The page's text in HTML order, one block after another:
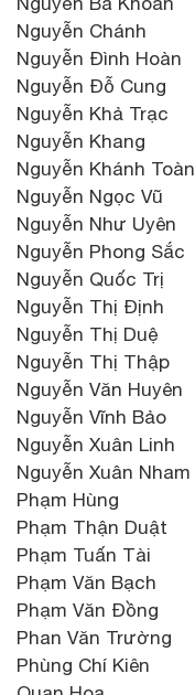
Nguyễn Chánh
Nguyễn Đình Hoàn
Nguyễn Đỗ Cung
Nguyễn Khả Trạc
Nguyễn Khang
Nguyễn Khánh Toàn
Nguyễn Ngọc Vũ
Nguyễn Như Uyên
Nguyễn Phong Sắc
Nguyễn Quốc Trị
Nguyễn Thị Định
Nguyễn Thị Duệ
Nguyễn Thị Thập
Nguyễn Văn Huyên
Nguyễn Vĩnh Bảo
Nguyễn Xuân Linh
Nguyễn Xuân Nham
Phạm Hùng
Phạm Thận Duật
Phạm Tuấn Tài
Phạm Văn Bạch
Phạm Văn Đồng
Phan Văn Trường
Phùng Chí Kiên